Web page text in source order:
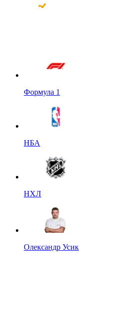
Формула 1
НБА
НХЛ
Олександр Усик